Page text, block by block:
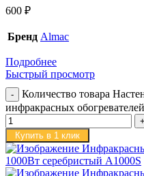
600 ₽
Бренд Almac
Подробнее
Быстрый просмотр
Количество товара
инфракрасных
Купить в 1 клик